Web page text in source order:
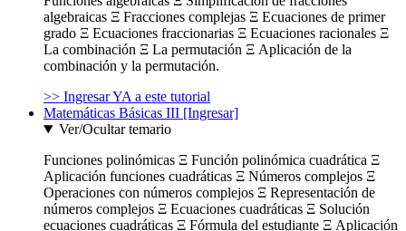
algebraicas Ξ Fracciones complejas Ξ Ecuaciones de primer
grado Ξ Ecuaciones fraccionarias Ξ Ecuaciones racionales Ξ
La combinación Ξ La permutación Ξ Aplicación de la
combinación y la permutación.
>> Ingresar YA a este tutorial
Matemáticas Básicas III [Ingresar]
Ver/Ocultar temario
Funciones polinómicas Ξ Función polinómica cuadrática Ξ
Aplicación funciones cuadráticas Ξ Números complejos Ξ
Operaciones con números complejos Ξ Representación de
números complejos Ξ Ecuaciones cuadráticas Ξ Solución
ecuaciones cuadráticas Ξ Fórmula del estudiante Ξ Aplicación